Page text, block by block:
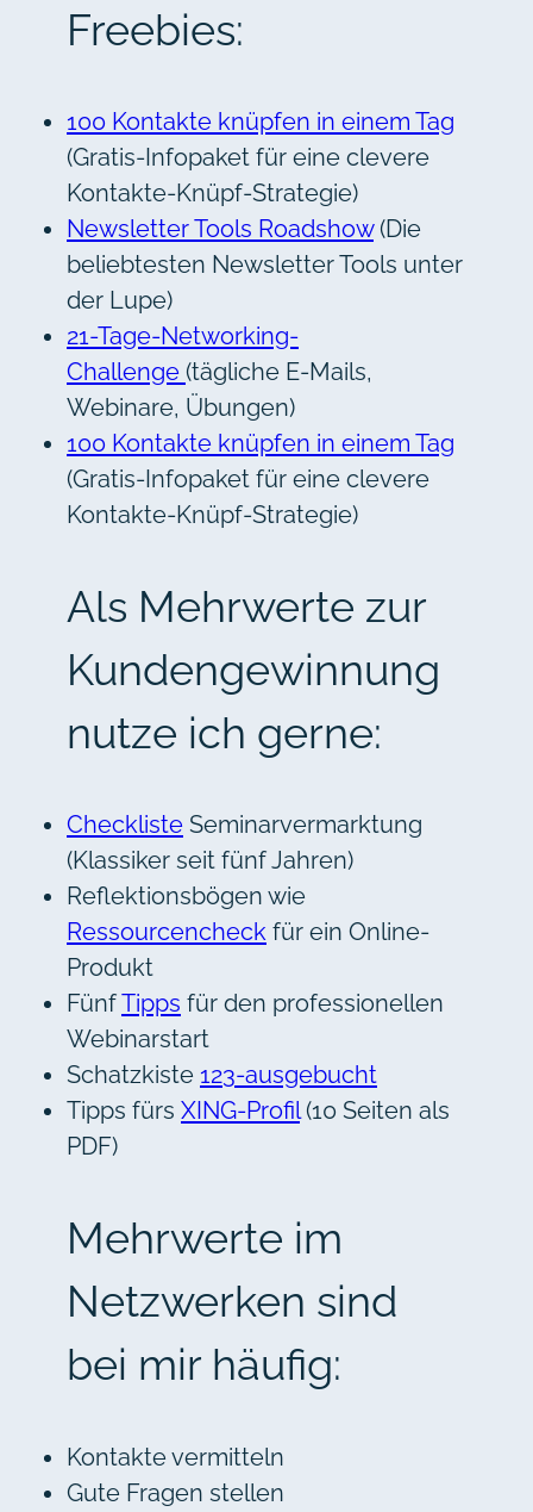
Freebies:
100 Kontakte knüpfen in einem Tag
(Gratis-Infopaket für eine clevere
Kontakte-Knüpf-Strategie)
Newsletter Tools Roadshow(Die
beliebtesten Newsletter Tools unter
der Lupe)
21-Tage-Networking-
Challenge (tägliche E-Mails,
Webinare, Übungen)
100 Kontakte knüpfen in einem Tag
(Gratis-Infopaket für eine clevere
Kontakte-Knüpf-Strategie)
Als Mehrwerte zur
Kundengewinnung
nutze ich gerne:
Checkliste Seminarvermarktung
(Klassiker seit fünf Jahren)
Reflektionsbögen wie
Ressourcencheck für ein Online-
Produkt
FünfTipps für den professionellen
Webinarstart
Schatzkiste 123-ausgebucht
Tipps fürs XING-Profil(10 Seiten als
PDF)
Mehrwerte im
Netzwerken sind
bei mir häufig:
Kontakte vermitteln
Gute Fragen stellen